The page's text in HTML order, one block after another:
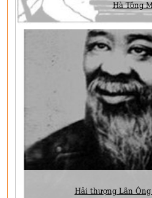
Hà Tông
Hải thượng Lãn